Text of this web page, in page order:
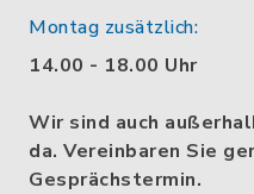
Montag zusätzlich:
14.00 - 18.00 Uhr
Wir sind auch
da. Vereinbaren Sie
Gesprächstermin.